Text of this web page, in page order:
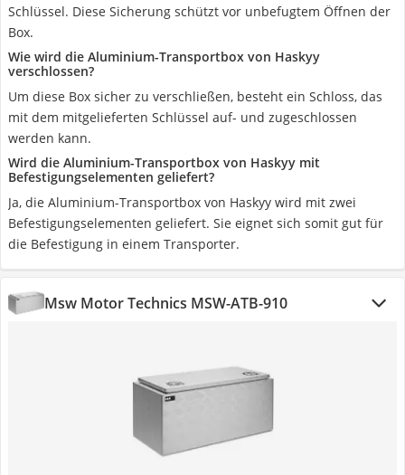
Schlüssel. Diese Sicherung schützt vor unbefugtem Öffnen der
Box.
Wie wird die Aluminium-Transportbox von Haskyy
verschlossen?
Um diese Box sicher zu verschließen, besteht ein Schloss, das
mit dem mitgelieferten Schlüssel auf- und zugeschlossen
werden kann.
Wird die Aluminium-Transportbox von Haskyy mit
Befestigungselementen geliefert?
Ja, die Aluminium-Transportbox von Haskyy wird mit zwei
Befestigungselementen geliefert. Sie eignet sich somit gut für
die Befestigung in einem Transporter.
Msw Motor Technics MSW-ATB-910